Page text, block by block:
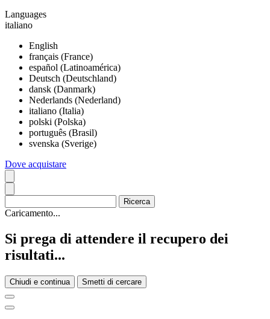
Languages
italiano
English
français (France)
español (Latinoamérica)
Deutsch (Deutschland)
dansk (Danmark)
Nederlands (Nederland)
italiano (Italia)
polski (Polska)
português (Brasil)
svenska (Sverige)
Dove acquistare
Caricamento...
Si prega di attendere il recupero dei
risultati...
Chiudi e continua Smetti di cercare